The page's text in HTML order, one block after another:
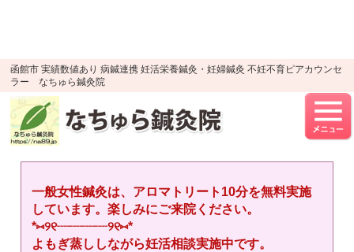
函館市 実績数値あり 病鍼連携 妊活栄養鍼灸・妊婦鍼灸 不妊不育ピアカウンセ
ラー なちゅら鍼灸院
一般女性鍼灸は、アロマトリート10分を無料実施
しています。楽しみにご来院ください。
*⑅︎୨୧┈︎┈︎┈︎┈︎୨୧⑅︎*
よもぎ蒸ししながら妊活相談実施中です。